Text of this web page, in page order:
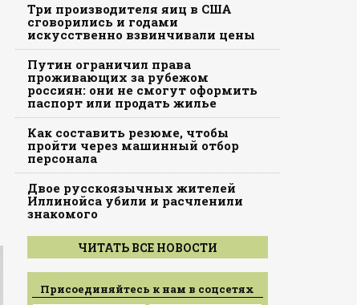
Три производителя яиц в США
сговорились и годами
искусственно взвинчивали цены
Путин ограничил права
проживающих за рубежом
россиян: они не смогут оформить
паспорт или продать жилье
Как составить резюме, чтобы
пройти через машинный отбор
персонала
Двое русскоязычных жителей
Иллинойса убили и расчленили
знакомого
ЧИТАТЬ ВСЕ НОВОСТИ
Присоединяйтесь к нам в соцсетях